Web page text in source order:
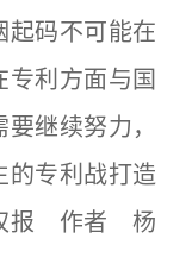
起码不可能在
利方面与国
继续努力，
的专利战打造
权报 作者 杨